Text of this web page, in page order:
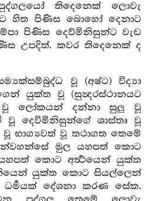
තිදෙනෙක් ලොවැ
හිත පිණිස බොහෝ දෙනාට
පිණිස දෙව්මිනිසුන්ට වැඩ
උපදිත්. කවර තිදෙනෙක් ද
වූ (අෂ්ට) විද්‍යා
යුක්ත වූ (සුන්‍දරස්ථානයට
ලෝකයන් දන්නා සුලු වූ
වූ දෙවිමිනිසුන්ගේ ශාස්තෘ වූ
භාග්‍යවත් වූ තථාගත තෙමේ
මුල යහපත් කොට
කොට අර්‍ත්‍ථයෙන් යුක්ත
යුක්ත කොට සියල්ලෙන්
දේශනා කරණ සේක.